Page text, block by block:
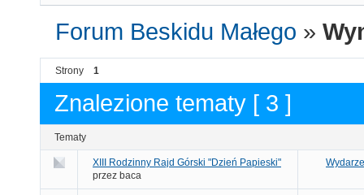
Forum Beskidu Małego »
Strony 1
Znalezione tematy [ 3 ]
Tematy
XIII Rodzinny Rajd Górski "Dzień Papieski"
przez baca